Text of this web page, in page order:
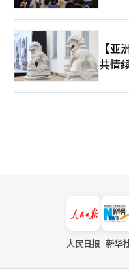
【
共情
人民日报 新华